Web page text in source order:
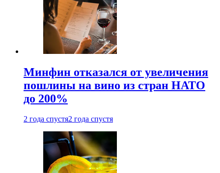
Минфин отказался от увеличения
пошлины на вино из стран НАТО
до 200%
2 года спустя2 года спустя